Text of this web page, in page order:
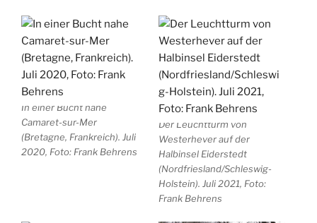
In einer Bucht nahe
Camaret-sur-Mer
(Bretagne, Frankreich). Juli
2020, Foto: Frank Behrens
Der Leuchtturm von
Westerhever auf der
Halbinsel Eiderstedt
(Nordfriesland/Schleswig-
Holstein). Juli 2021, Foto:
Frank Behrens